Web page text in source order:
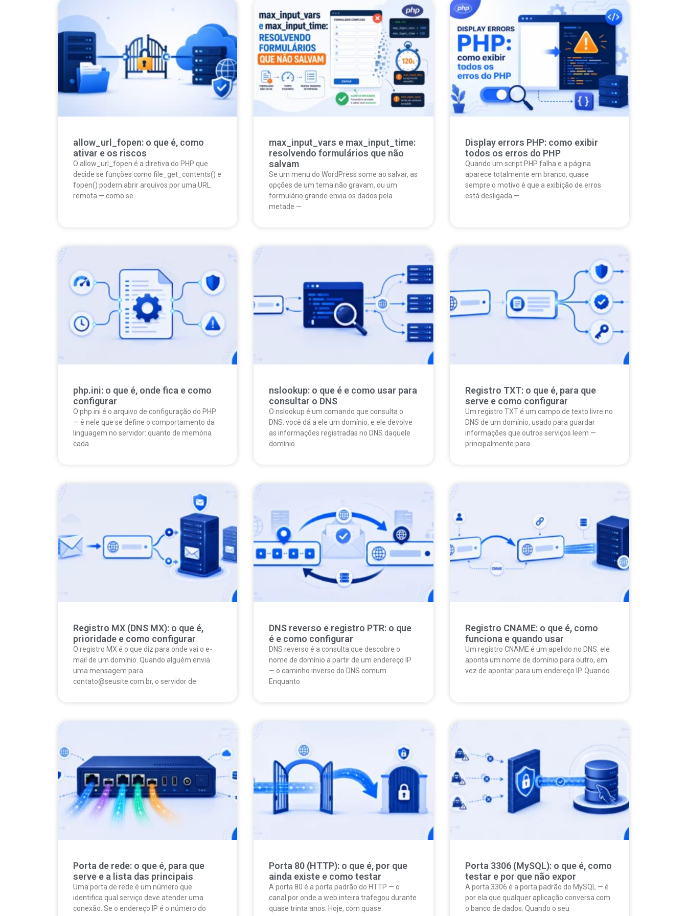
allow_url_fopen: o que é, como
ativar e os riscos
O allow_url_fopen é a diretiva do PHP que
decide se funções como file_get_contents() e
fopen() podem abrir arquivos por uma URL
remota — como se
max_input_vars e max_input_time:
resolvendo formulários que não
salvam
Se um menu do WordPress some ao salvar, as
opções de um tema não gravam, ou um
formulário grande envia os dados pela
metade —
Display errors PHP: como exibir
todos os erros do PHP
Quando um script PHP falha e a página
aparece totalmente em branco, quase
sempre o motivo é que a exibição de erros
está desligada —
php.ini: o que é, onde fica e como
configurar
O php.ini é o arquivo de configuração do PHP
— é nele que se define o comportamento da
linguagem no servidor: quanto de memória
cada
nslookup: o que é e como usar para
consultar o DNS
O nslookup é um comando que consulta o
DNS: você dá a ele um domínio, e ele devolve
as informações registradas no DNS daquele
domínio
Registro TXT: o que é, para que
serve e como configurar
Um registro TXT é um campo de texto livre no
DNS de um domínio, usado para guardar
informações que outros serviços leem —
principalmente para
Registro MX (DNS MX): o que é,
prioridade e como configurar
O registro MX é o que diz para onde vai o e-
mail de um domínio. Quando alguém envia
uma mensagem para
contato@seusite.com.br, o servidor de
DNS reverso e registro PTR: o que
é e como configurar
DNS reverso é a consulta que descobre o
nome de domínio a partir de um endereço IP
— o caminho inverso do DNS comum.
Enquanto
Registro CNAME: o que é, como
funciona e quando usar
Um registro CNAME é um apelido no DNS: ele
aponta um nome de domínio para outro, em
vez de apontar para um endereço IP. Quando
Porta de rede: o que é, para que
serve e a lista das principais
Uma porta de rede é um número que
identifica qual serviço deve atender uma
conexão. Se o endereço IP é o número do
Porta 80 (HTTP): o que é, por que
ainda existe e como testar
A porta 80 é a porta padrão do HTTP — o
canal por onde a web inteira trafegou durante
quase trinta anos. Hoje, com quase
Porta 3306 (MySQL): o que é, como
testar e por que não expor
A porta 3306 é a porta padrão do MySQL — é
por ela que qualquer aplicação conversa com
o banco de dados. Quando o seu